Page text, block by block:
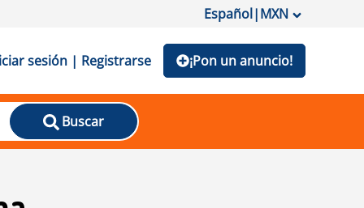
Español|MXN
sesión | Registrarse ¡Pon un anuncio!
Buscar